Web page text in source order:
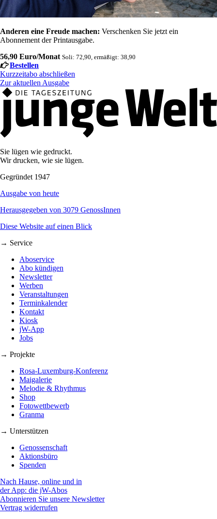
Anderen eine Freude machen: Verschenken Sie jetzt ein
Abonnement der Printausgabe.
56,90 Euro/Monat Soli: 72,90, ermäßigt: 38,90
Bestellen
Kurzzeitabo abschließen
Zur aktuellen Ausgabe
Sie lügen wie gedruckt.
Wir drucken, wie sie lügen.
Gegründet 1947
Ausgabe von heute
Herausgegeben von 3079 GenossInnen
Diese Website auf einen Blick
→ Service
Aboservice
Abo kündigen
Newsletter
Werben
Veranstaltungen
Terminkalender
Kontakt
Kiosk
jW-App
Jobs
→ Projekte
Rosa-Luxemburg-Konferenz
Maigalerie
Melodie & Rhythmus
Shop
Fotowettbewerb
Granma
→ Unterstützen
Genossenschaft
Aktionsbüro
Spenden
Nach Hause, online und in
der App: die jW-Abos
Abonnieren Sie unsere Newsletter
Vertrag widerrufen